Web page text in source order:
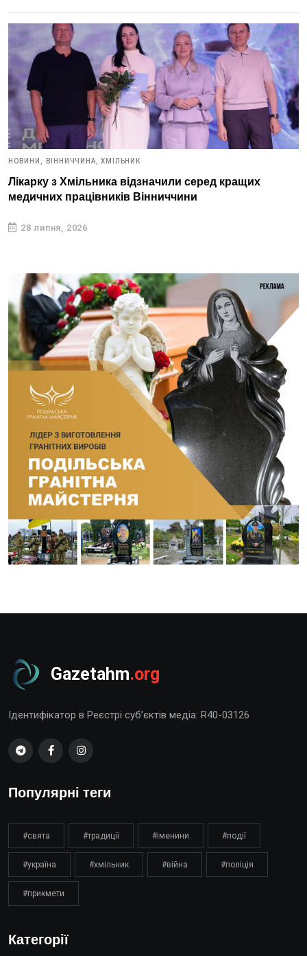
НОВИНИ, ВІННИЧЧИНА, ХМІЛЬНИК
Лікарку з Хмільника відзначили серед кращих
медичних працівників Вінниччини
28 липня, 2026
Gazetahm.org
Ідентифікатор в Реєстрі суб’єктів медіа: R40-03126
Популярні теги
#свята #традиції #іменини #події
#україна #хмільник #війна #поліція
#прикмети
Категорії